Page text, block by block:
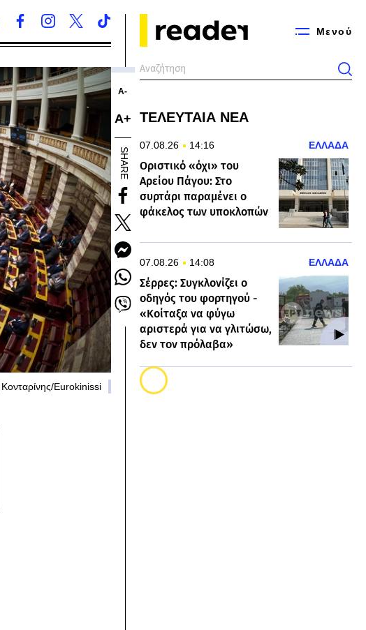
Μενού
Eurokinissi
Α-
Α+
SHARE
ΤΕΛΕΥΤΑΙΑ ΝΕΑ
07.08.26 14:16 ΕΛΛΑΔΑ
Οριστικό «όχι» του
Αρείου Πάγου: Στο
συρτάρι παραμένει ο
φάκελος των υποκλοπών
07.08.26 14:08 ΕΛΛΑΔΑ
Σέρρες: Συγκλονίζει ο
οδηγός του φορτηγού -
«Κοίταξα να φύγω
αριστερά για να γλιτώσω,
δεν τον πρόλαβα»